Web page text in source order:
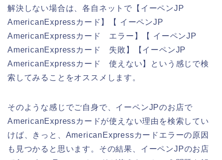
解決しない場合は、各自ネットで【イーペンJP
AmericanExpressカード】【 イーペンJP
AmericanExpressカード エラー】【 イーペンJP
AmericanExpressカード 失敗】【イーペンJP
AmericanExpressカード 使えない】という感じで検
索してみることをオススメします。
そのような感じでご自身で、イーペンJPのお店で
AmericanExpressカードが使えない理由を検索してい
けば、きっと、AmericanExpressカードエラーの原因
も見つかると思います。その結果、イーペンJPのお店